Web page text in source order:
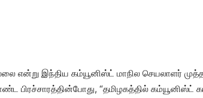
என்று இந்​திய கம்​யூனிஸ்ட் மாநில செய​லா​ளர்
“தமிழகத்​தில் கம்​யூனிஸ்ட்